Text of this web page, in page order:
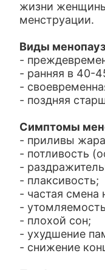
жизни
менструации.
Виды
-
- ранняя в 40-
-
- поздняя
Симптомы
- приливы
- потливость
-
- плаксивость;
- частая смена
-
- плохой сон;
- ухудшение
- снижение